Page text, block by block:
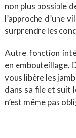
non plus possible
l’approche d’une
surprendre les
Autre fonction
en embouteillage.
vous libère les
dans sa file et suit
n’est même pas